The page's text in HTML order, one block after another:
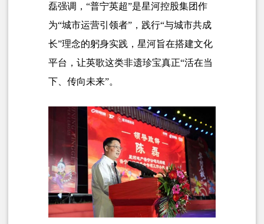
磊强调，“普宁英超”是星河控股集团作
为“城市运营引领者”，践行“与城市共成
长”理念的躬身实践，星河旨在搭建文化
平台，让英歌这类非遗珍宝真正“活在当
下、传向未来”。